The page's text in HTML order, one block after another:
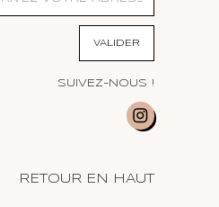
SUIVEZ-NOUS !
RETOUR EN HAUT